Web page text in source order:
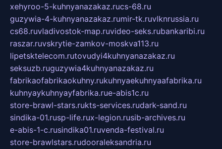
xehyroo-5-kuhnyanazakaz.rucs-68.ru
guzywia-4-kuhnyanazakaz.rumir-tk.ruvlknrussia.ru
cs68.ruvladivostok-map.ruvideo-seks.rubankaribi.ru
raszar.ruvskrytie-zamkov-moskva113.ru
lipetsktelecom.rutovudyi4kuhnyanazakaz.ru
seksuzb.ruguzywia4kuhnyanazakaz.ru
fabrikaofabrikaokuhny.rukuhnyaekuhnyaafabrika.ru
kuhnyaykuhnyayfabrika.rue-abis1c.ru
store-brawl-stars.rukts-services.rudark-sand.ru
sindika-01.rusp-life.rux-legion.rusib-archives.ru
e-abis-1-c.rusindika01.ruvenda-festival.ru
store-brawlstars.rudooraleksandria.ru